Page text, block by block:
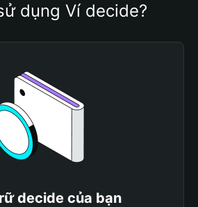
dụng Ví decide?
decide của bạn